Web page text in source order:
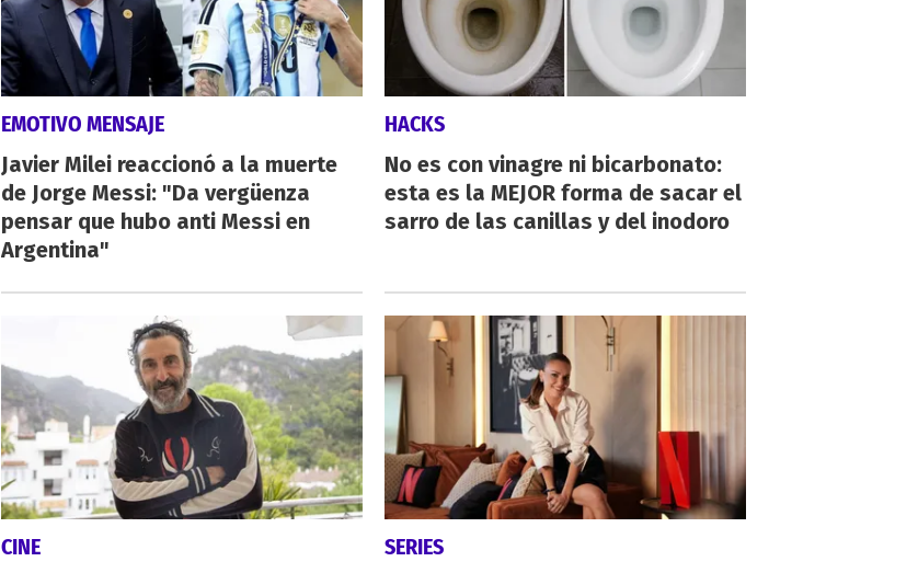
EMOTIVO MENSAJE
Javier Milei reaccionó a la muerte
de Jorge Messi: "Da vergüenza
pensar que hubo anti Messi en
Argentina"
HACKS
No es con vinagre ni bicarbonato:
esta es la MEJOR forma de sacar el
sarro de las canillas y del inodoro
CINE
SERIES